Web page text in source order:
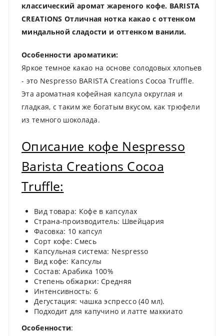
классический аромат жареного кофе. BARISTA
CREATIONS Отличная нотка какао с оттенком
миндальной сладости и оттенком ванили.
Особенности ароматики:
Яркое темное какао на основе солодовых хлопьев
- это Nespresso BARISTA Creations Cocoa Truffle.
Эта ароматная кофейная капсула округлая и
гладкая, с таким же богатым вкусом, как трюфели
из темного шоколада.
Описание кофе Nespresso
Barista Creations Cocoa
Truffle:
Вид товара: Кофе в капсулах
Страна-производитель: Швейцария
Фасовка: 10 капсул
Сорт кофе: Смесь
Капсульная система: Nespresso
Вид кофе: Капсулы
Состав: Арабика 100%
Степень обжарки: Средняя
Интенсивность: 6
Дегустация: чашка эспрессо (40 мл).
Подходит для капучино и латте маккиато
Особенности: